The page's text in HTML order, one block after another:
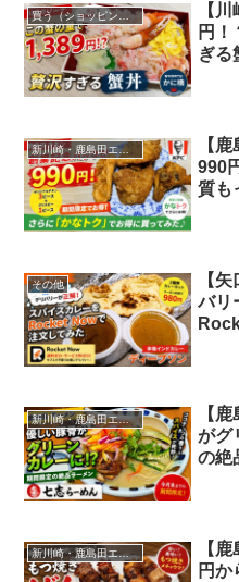
買う（ショッピング）
【
円！
ぎる
新川崎・鹿島田エリア
【
990
質も
その他
【
バリ
新川崎・鹿島田エリア
【
がグ
の絶
新川崎・鹿島田エリア
【
円か